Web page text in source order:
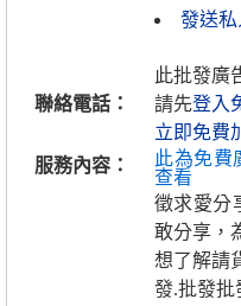
發送
聯絡電話：
此批發廣
請先登入
立即免費
服務內容：
此為免費
查看
徵求愛分
敢分享，
想了解請
發.批發批